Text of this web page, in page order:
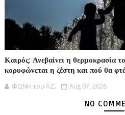
Καιρός: Ανεβαίνει η θερμοκρασία
κορυφώνεται η ζέστη και πού θα
ΦΩΝΗ του Λ.Σ. Aug 07, 2026
NO